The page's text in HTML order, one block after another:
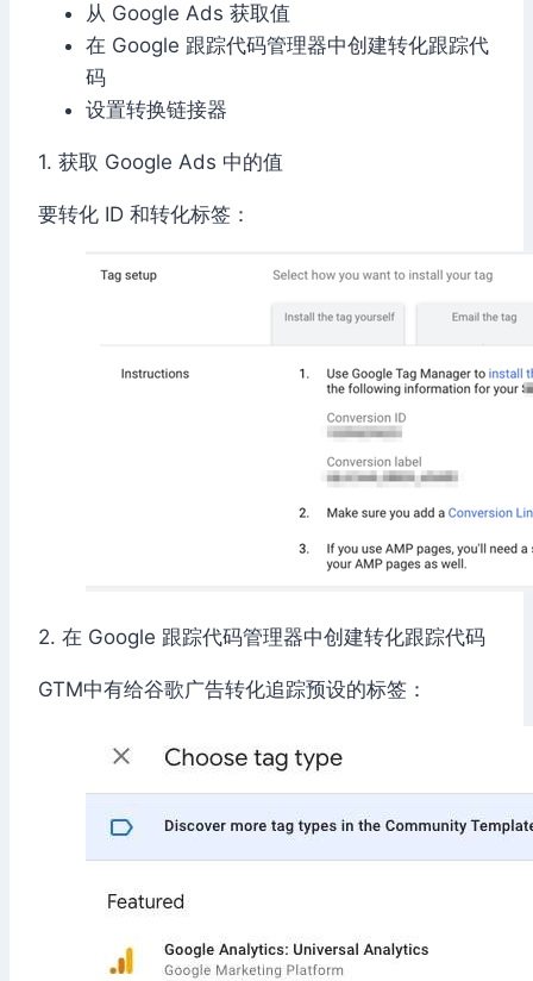
从 Google Ads 获取值
在 Google 跟踪代码管理器中创建转化跟踪代
码
设置转换链接器
1. 获取 Google Ads 中的值
要转化 ID 和转化标签：
2. 在 Google 跟踪代码管理器中创建转化跟踪代码
GTM中有给谷歌广告转化追踪预设的标签：